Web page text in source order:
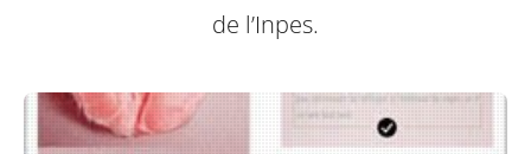
de l’Inpes.